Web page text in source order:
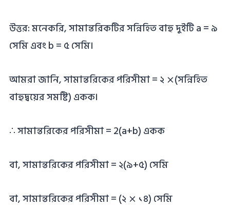
উত্তর: মনেকরি, সামান্তরিকটির সন্নিহিত বাহু দুইটি a = ৯
সেমি এবং b = ৫ সেমি।
আমরা জানি, সামান্তরিকের পরিসীমা = ২ ⨯(সন্নিহিত
বাহুদ্বয়ের সমষ্টি) একক।
∴ সামান্তরিকের পরিসীমা = 2(a+b) একক
বা, সামান্তরিকের পরিসীমা = ২(৯+৫) সেমি
বা, সামান্তরিকের পরিসীমা = (২ ⨯ ১৪) সেমি